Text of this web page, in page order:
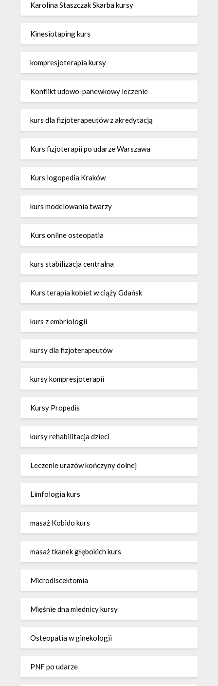
Karolina Staszczak Skarba kursy
Kinesiotaping kurs
kompresjoterapia kursy
Konflikt udowo-panewkowy leczenie
kurs dla fizjoterapeutów z akredytacją
Kurs fizjoterapii po udarze Warszawa
Kurs logopedia Kraków
kurs modelowania twarzy
Kurs online osteopatia
kurs stabilizacja centralna
Kurs terapia kobiet w ciąży Gdańsk
kurs z embriologii
kursy dla fizjoterapeutów
kursy kompresjoterapii
Kursy Propedis
kursy rehabilitacja dzieci
Leczenie urazów kończyny dolnej
Limfologia kurs
masaż Kobido kurs
masaż tkanek głębokich kurs
Microdiscektomia
Mięśnie dna miednicy kursy
Osteopatia w ginekologii
PNF po udarze